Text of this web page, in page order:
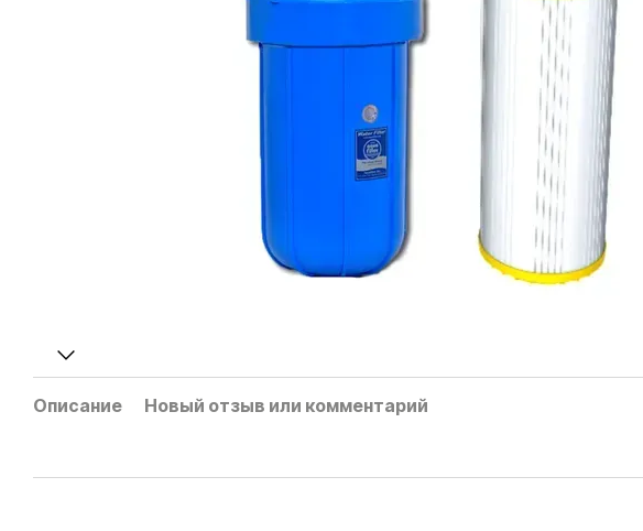
Описание Новый отзыв или комментарий